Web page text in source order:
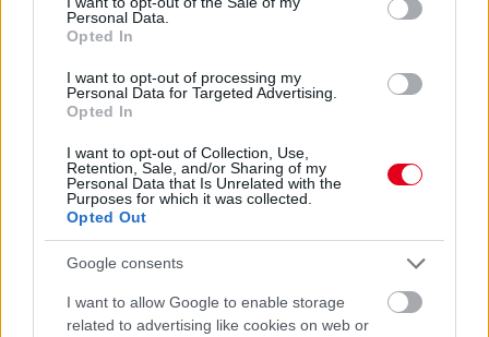
Personal Data.
Opted In
I want to opt-out of processing my
Personal Data for Targeted Advertising.
Opted In
I want to opt-out of Collection, Use,
Retention, Sale, and/or Sharing of my
Personal Data that Is Unrelated with the
Purposes for which it was collected.
Opted Out
Google consents
I want to allow Google to enable storage
related to advertising like cookies on web or
Hallgasd meg a Formula Podcast
legfrissebb adását!